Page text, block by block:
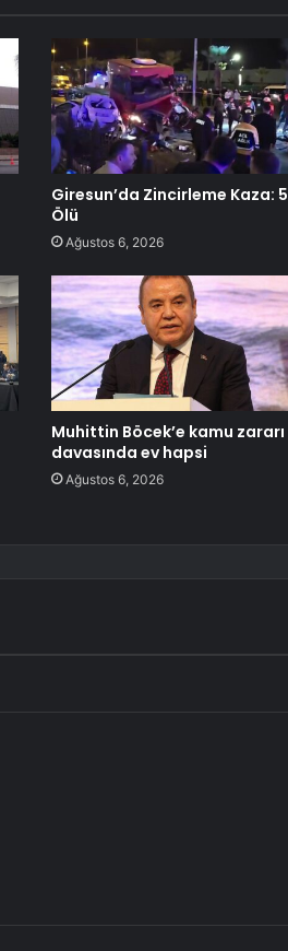
Giresun’da Zincirleme Kaza: 5
Ölü
Ağustos 6, 2026
Muhittin Böcek’e kamu zararı
davasında ev hapsi
Ağustos 6, 2026